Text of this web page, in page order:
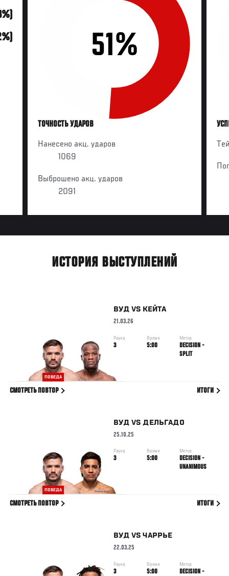
51%
ТОЧНОСТЬ УДАРОВ
Нанесено акц. ударов
1069
Выброшено акц. ударов
2091
ИСТОРИЯ ВЫСТУПЛЕНИЙ
ПОБЕДА
ВУД VS КЕЙТА
21.03.26
Раунд
3
Время
5:00
Метод
DECISION -
SPLIT
СМОТРЕТЬ ПОВТОР ИТОГИ
ПОБЕДА
ВУД VS ДЕЛЬГАДО
25.10.25
Раунд
3
Время
5:00
Метод
DECISION -
UNANIMOUS
СМОТРЕТЬ ПОВТОР ИТОГИ
ВУД VS ЧАРРЬЕ
22.03.25
Раунд
3
Время
5:00
Метод
DECISION -